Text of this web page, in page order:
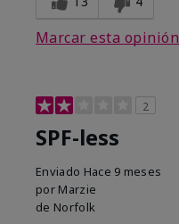
Marcar esta opinión
2
SPF-less
Enviado Hace 9 meses
por Marzie
de Norfolk